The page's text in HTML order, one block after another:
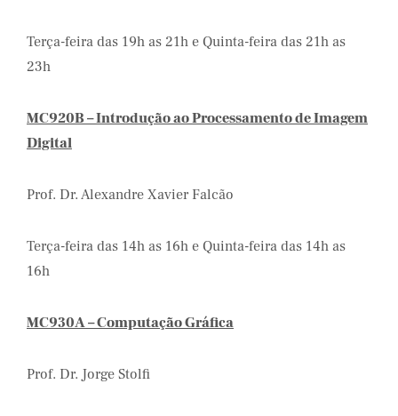
Terça-feira das 19h as 21h e Quinta-feira das 21h as
23h
MC920B – Introdução ao Processamento de Imagem
Digital
Prof. Dr. Alexandre Xavier Falcão
Terça-feira das 14h as 16h e Quinta-feira das 14h as
16h
MC930A – Computação Gráfica
Prof. Dr. Jorge Stolfi